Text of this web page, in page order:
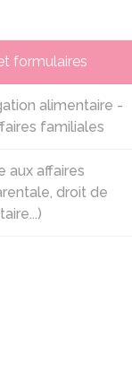
formulaires
alimentaire -
familiales
aux affaires
droit de